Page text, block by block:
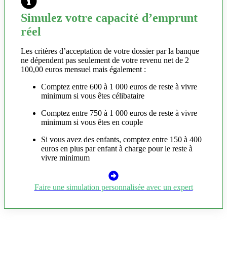
Simulez votre capacité d’emprunt
réel
Les critères d’acceptation de votre dossier par la banque
ne dépendent pas seulement de votre revenu net de 2
100,00 euros mensuel mais également :
Comptez entre 600 à 1 000 euros de reste à vivre
minimum si vous êtes célibataire
Comptez entre 750 à 1 000 euros de reste à vivre
minimum si vous êtes en couple
Si vous avez des enfants, comptez entre 150 à 400
euros en plus par enfant à charge pour le reste à
vivre minimum
Faire une simulation personnalisée avec un expert